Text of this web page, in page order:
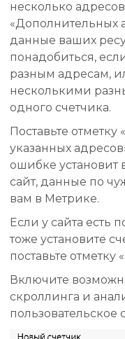
несколько
«Дополнительных
данные ваших
понадобиться,
разным адресам,
несколькими
одного счетчика.
Поставьте
указанных
ошибке установит
сайт, данные по
вам в Метрике.
Если у сайта есть
тоже установите
поставьте
Включите
скроллинга и
пользовательское